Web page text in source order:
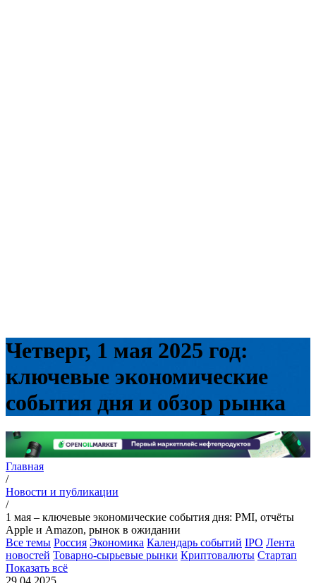
Четверг, 1 мая 2025 год:
ключевые экономические
события дня и обзор рынка
Главная
/
Новости и публикации
/
1 мая – ключевые экономические события дня: PMI, отчёты
Apple и Amazon, рынок в ожидании
Все темы Россия Экономика Календарь событий IPO Лента
новостей Товарно-сырьевые рынки Криптовалюты Стартап
Показать всё